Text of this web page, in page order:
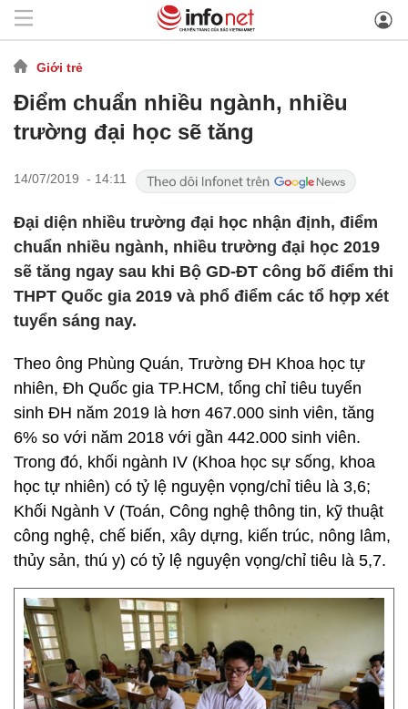
Giới trẻ
Điểm chuẩn nhiều ngành, nhiều
trường đại học sẽ tăng
14/07/2019 - 14:11
Đại diện nhiều trường đại học nhận định, điểm
chuẩn nhiều ngành, nhiều trường đại học 2019
sẽ tăng ngay sau khi Bộ GD-ĐT công bố điểm thi
THPT Quốc gia 2019 và phổ điểm các tổ hợp xét
tuyển sáng nay.
Theo ông Phùng Quán, Trường ĐH Khoa học tự
nhiên, Đh Quốc gia TP.HCM, tổng chỉ tiêu tuyển
sinh ĐH năm 2019 là hơn 467.000 sinh viên, tăng
6% so với năm 2018 với gần 442.000 sinh viên.
Trong đó, khối ngành IV (Khoa học sự sống, khoa
học tự nhiên) có tỷ lệ nguyện vọng/chỉ tiêu là 3,6;
Khối Ngành V (Toán, Công nghệ thông tin, kỹ thuật
công nghệ, chế biến, xây dựng, kiến trúc, nông lâm,
thủy sản, thú y) có tỷ lệ nguyện vọng/chỉ tiêu là 5,7.